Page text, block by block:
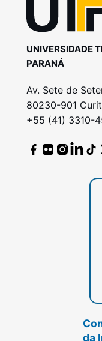
UNIVERSIDADE
PARANÁ
Av. Sete de
80230-901
+55 (41) 3310-
da